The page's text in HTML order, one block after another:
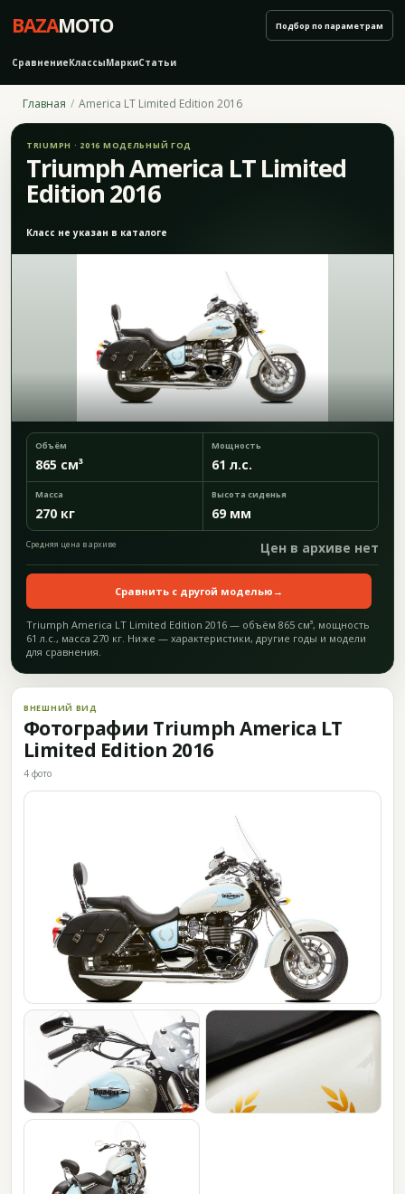
BAZAMOTO
СравнениеКлассыМаркиСтатьи
Подбор по параметрам
Главная America LT Limited Edition 2016
TRIUMPH · 2016 МОДЕЛЬНЫЙ ГОД
Triumph America LT Limited
Edition 2016
Класс не указан в каталоге
Объём
865 см³
Мощность
61 л.с.
Масса
270 кг
Высота сиденья
69 мм
Средняя цена в архиве Цен в архиве нет
Сравнить с другой моделью →
Triumph America LT Limited Edition 2016 — объём 865 см³, мощность
61 л.с., масса 270 кг. Ниже — характеристики, другие годы и модели
для сравнения.
ВНЕШНИЙ ВИД
Фотографии Triumph America LT
Limited Edition 2016
4 фото